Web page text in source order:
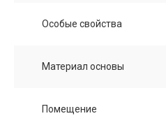
Особые свойства
Материал основы
Помещение